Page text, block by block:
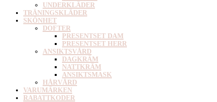
UNDERKLÄDER
TRÄNINGSKLÄDER
SKÖNHET
DOFTER
PRESENTSET DAM
PRESENTSET HERR
ANSIKTSVÅRD
DAGKRÄM
NATTKRÄM
ANSIKTSMASK
HÅRVÅRD
VARUMÄRKEN
RABATTKODER